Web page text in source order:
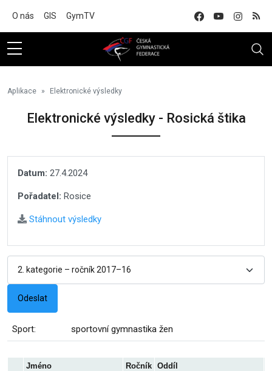
O nás GIS GymTV
Aplikace Elektronické výsledky
Elektronické výsledky - Rosická štika
Datum: 27.4.2024
Pořadatel: Rosice
Stáhnout výsledky
Sport: sportovní gymnastika žen
Jméno Ročník Oddíl